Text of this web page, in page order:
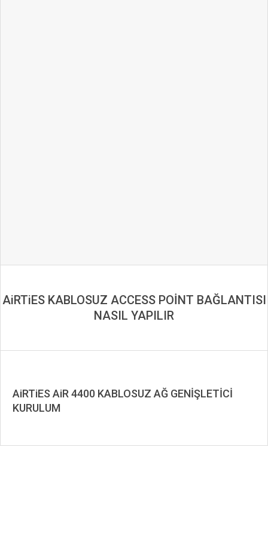
AiRTiES KABLOSUZ ACCESS POİNT BAĞLANTISI
NASIL YAPILIR
AiRTiES AiR 4400 KABLOSUZ AĞ GENİŞLETİCİ
KURULUM